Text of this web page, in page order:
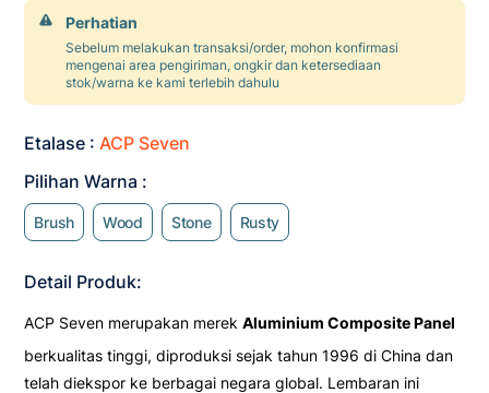
Perhatian
Sebelum melakukan transaksi/order, mohon konfirmasi
mengenai area pengiriman, ongkir dan ketersediaan
stok/warna ke kami terlebih dahulu
Etalase :ACP Seven
Pilihan Warna :
Brush Wood Stone Rusty
Detail Produk:
ACP Seven merupakan merekAluminium Composite Panel
berkualitas tinggi, diproduksi sejak tahun 1996 di China dan
telah diekspor ke berbagai negara global. Lembaran ini